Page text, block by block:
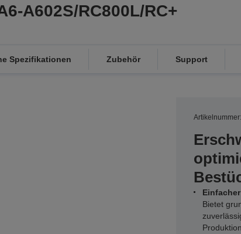
A602S/RC800L/RC+
Spezifikationen Zubehör Support
Bietet